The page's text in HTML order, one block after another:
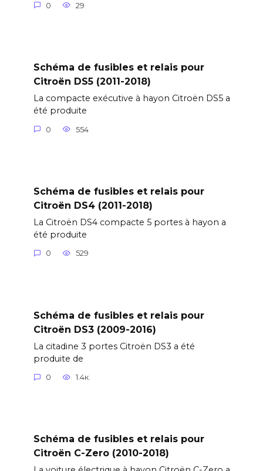
0 29
Schéma de fusibles et relais pour
Citroën DS5 (2011-2018)
La compacte exécutive à hayon Citroën DS5 a
été produite
0 554
Schéma de fusibles et relais pour
Citroën DS4 (2011-2018)
La Citroën DS4 compacte 5 portes à hayon a
été produite
0 529
Schéma de fusibles et relais pour
Citroën DS3 (2009-2016)
La citadine 3 portes Citroën DS3 a été
produite de
0 1.4к.
Schéma de fusibles et relais pour
Citroën C-Zero (2010-2018)